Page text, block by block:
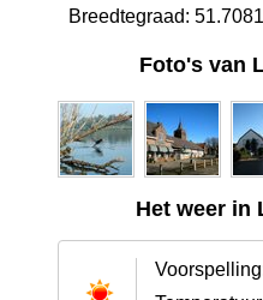
Breedtegraad:
Foto's van
Het weer in